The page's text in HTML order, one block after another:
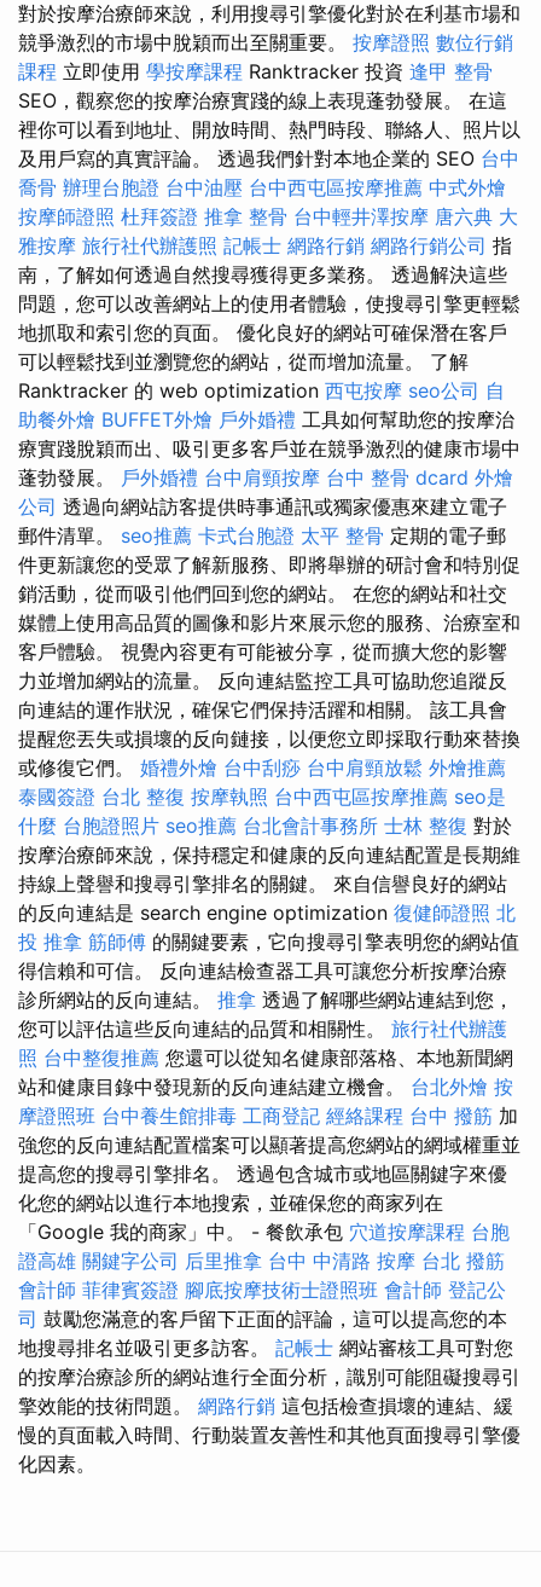
對於按摩治療師來說，利用搜尋引擎優化對於在利基市場和
競爭激烈的市場中脫穎而出至關重要。 按摩證照 數位行銷
課程 立即使用 學按摩課程 Ranktracker 投資 逢甲 整骨
SEO，觀察您的按摩治療實踐的線上表現蓬勃發展。 在這
裡你可以看到地址、開放時間、熱門時段、聯絡人、照片以
及用戶寫的真實評論。 透過我們針對本地企業的 SEO 台中
喬骨 辦理台胞證 台中油壓 台中西屯區按摩推薦 中式外燴
按摩師證照 杜拜簽證 推拿 整骨 台中輕井澤按摩 唐六典 大
雅按摩 旅行社代辦護照 記帳士 網路行銷 網路行銷公司 指
南，了解如何透過自然搜尋獲得更多業務。 透過解決這些
問題，您可以改善網站上的使用者體驗，使搜尋引擎更輕鬆
地抓取和索引您的頁面。 優化良好的網站可確保潛在客戶
可以輕鬆找到並瀏覽您的網站，從而增加流量。 了解
Ranktracker 的 web optimization 西屯按摩 seo公司 自
助餐外燴 BUFFET外燴 戶外婚禮 工具如何幫助您的按摩治
療實踐脫穎而出、吸引更多客戶並在競爭激烈的健康市場中
蓬勃發展。 戶外婚禮 台中肩頸按摩 台中 整骨 dcard 外燴
公司 透過向網站訪客提供時事通訊或獨家優惠來建立電子
郵件清單。 seo推薦 卡式台胞證 太平 整骨 定期的電子郵
件更新讓您的受眾了解新服務、即將舉辦的研討會和特別促
銷活動，從而吸引他們回到您的網站。 在您的網站和社交
媒體上使用高品質的圖像和影片來展示您的服務、治療室和
客戶體驗。 視覺內容更有可能被分享，從而擴大您的影響
力並增加網站的流量。 反向連結監控工具可協助您追蹤反
向連結的運作狀況，確保它們保持活躍和相關。 該工具會
提醒您丟失或損壞的反向鏈接，以便您立即採取行動來替換
或修復它們。 婚禮外燴 台中刮痧 台中肩頸放鬆 外燴推薦
泰國簽證 台北 整復 按摩執照 台中西屯區按摩推薦 seo是
什麼 台胞證照片 seo推薦 台北會計事務所 士林 整復 對於
按摩治療師來說，保持穩定和健康的反向連結配置是長期維
持線上聲譽和搜尋引擎排名的關鍵。 來自信譽良好的網站
的反向連結是 search engine optimization 復健師證照 北
投 推拿 筋師傅 的關鍵要素，它向搜尋引擎表明您的網站值
得信賴和可信。 反向連結檢查器工具可讓您分析按摩治療
診所網站的反向連結。 推拿 透過了解哪些網站連結到您，
您可以評估這些反向連結的品質和相關性。 旅行社代辦護
照 台中整復推薦 您還可以從知名健康部落格、本地新聞網
站和健康目錄中發現新的反向連結建立機會。 台北外燴 按
摩證照班 台中養生館排毒 工商登記 經絡課程 台中 撥筋 加
強您的反向連結配置檔案可以顯著提高您網站的網域權重並
提高您的搜尋引擎排名。 透過包含城市或地區關鍵字來優
化您的網站以進行本地搜索，並確保您的商家列在
「Google 我的商家」中。 - 餐飲承包 穴道按摩課程 台胞
證高雄 關鍵字公司 后里推拿 台中 中清路 按摩 台北 撥筋
會計師 菲律賓簽證 腳底按摩技術士證照班 會計師 登記公
司 鼓勵您滿意的客戶留下正面的評論，這可以提高您的本
地搜尋排名並吸引更多訪客。 記帳士 網站審核工具可對您
的按摩治療診所的網站進行全面分析，識別可能阻礙搜尋引
擎效能的技術問題。 網路行銷 這包括檢查損壞的連結、緩
慢的頁面載入時間、行動裝置友善性和其他頁面搜尋引擎優
化因素。